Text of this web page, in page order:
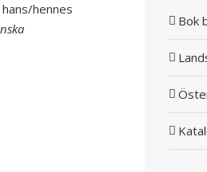
hennes
Bok